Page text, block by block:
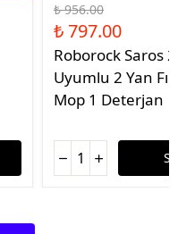
₺ 956.00
₺ 797.00
Roborock Saros
Uyumlu 2 Yan
Mop 1 Deterjan